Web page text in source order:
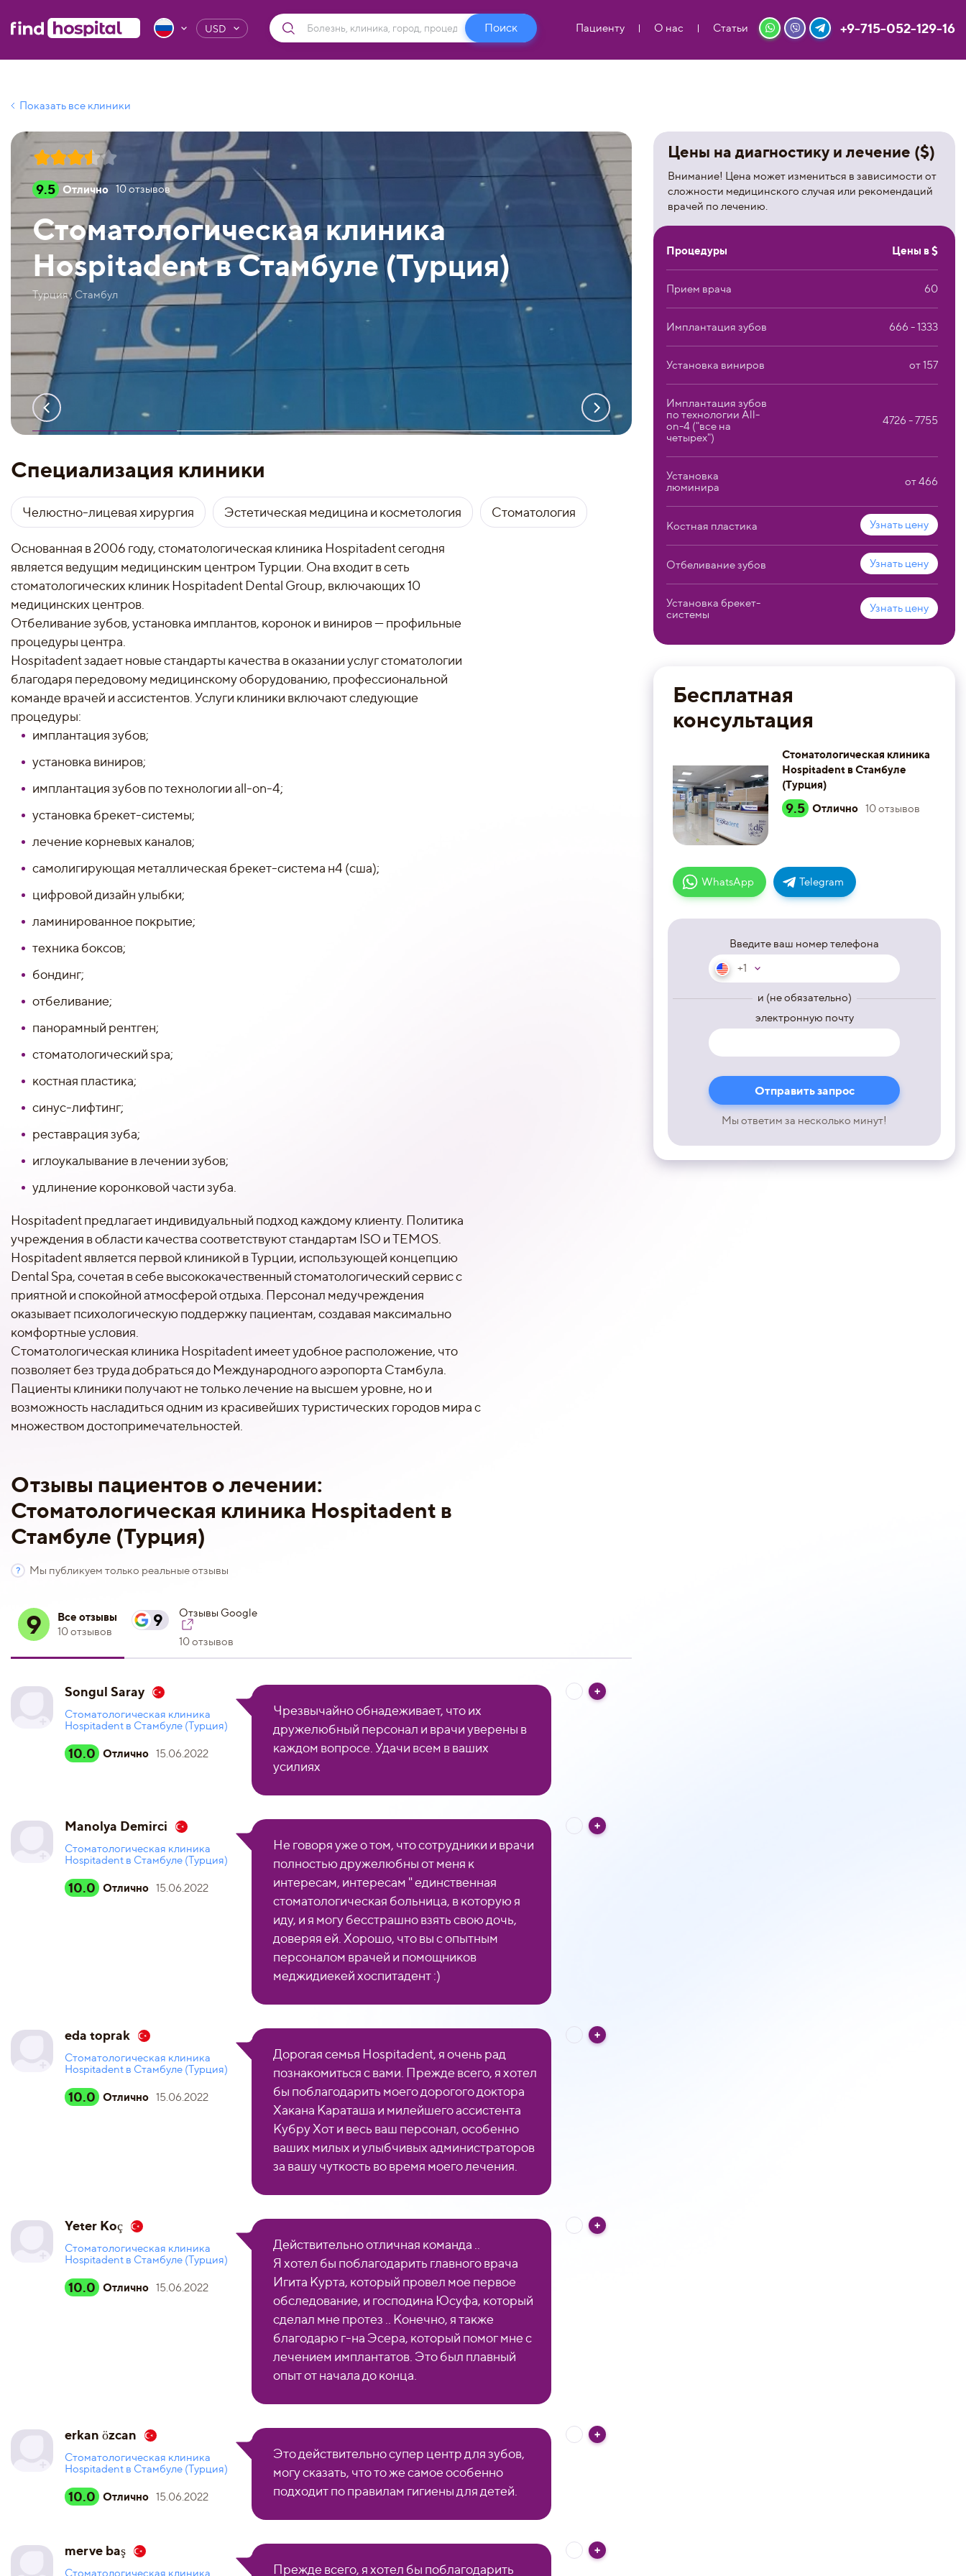
USD Пациенту О нас Статьи +9-715-052-129-16
Показать все клиники
Цены на диагностику и лечение ($)
Внимание! Цена может измениться в зависимости от
сложности медицинского случая или рекомендаций
врачей по лечению.
Процедуры Цены в $
Прием врача 60
Имплантация зубов 666 - 1333
Установка виниров от 157
Имплантация зубов
по технологии All-
on-4 ("все на
четырех")
4726 - 7755
Установка
люминира
от 466
Костная пластика Узнать цену
Отбеливание зубов Узнать цену
Установка брекет-
системы
Узнать цену
Бесплатная
консультация
Стоматологическая клиника
Hospitadent в Стамбуле
(Турция)
9.5 Отлично 10отзывов
WhatsApp Telegram
Введите ваш номер телефона
+1
и (не обязательно)
электронную почту
Мы ответим за несколько минут!
9.5 Отлично 10отзывов
Стоматологическая клиника
Hospitadent в Стамбуле (Турция)
Турция , Стамбул
Специализация клиники
Челюстно-лицевая хирургия Эстетическая медицина и косметология Стоматология
Основанная в 2006 году, стоматологическая клиника Hospitadent сегодня
является ведущим медицинским центром Турции. Она входит в сеть
стоматологических клиник Hospitadent Dental Group, включающих 10
медицинских центров.
Отбеливание зубов, установка имплантов, коронок и виниров — профильные
процедуры центра.
Hospitadent задает новые стандарты качества в оказании услуг стоматологии
благодаря передовому медицинскому оборудованию, профессиональной
команде врачей и ассистентов. Услуги клиники включают следующие
процедуры:
имплантация зубов;
установка виниров;
имплантация зубов по технологии all-on-4;
установка брекет-системы;
лечение корневых каналов;
самолигирующая металлическая брекет-система н4 (сша);
цифровой дизайн улыбки;
ламинированное покрытие;
техника боксов;
бондинг;
отбеливание;
панорамный рентген;
стоматологический spa;
костная пластика;
синус-лифтинг;
реставрация зуба;
иглоукалывание в лечении зубов;
удлинение коронковой части зуба.
Hospitadent предлагает индивидуальный подход каждому клиенту. Политика
учреждения в области качества соответствуют стандартам ISO и TEMOS.
Hospitadent является первой клиникой в Турции, использующей концепцию
Dental Spa, сочетая в себе высококачественный стоматологический сервис с
приятной и спокойной атмосферой отдыха. Персонал медучреждения
оказывает психологическую поддержку пациентам, создавая максимально
комфортные условия.
Стоматологическая клиника Hospitadent имеет удобное расположение, что
позволяет без труда добраться до Международного аэропорта Стамбула.
Пациенты клиники получают не только лечение на высшем уровне, но и
возможность насладиться одним из красивейших туристических городов мира с
множеством достопримечательностей.
Отзывы пациентов о лечении:
Стоматологическая клиника Hospitadent в
Стамбуле (Турция)
Мы публикуем только реальные отзывы
9 Все отзывы
10 отзывов
9 Отзывы Google
10 отзывов
Songul Saray
Стоматологическая клиника
Hospitadent в Стамбуле (Турция)
10.0 Отлично 15.06.2022
Чрезвычайно обнадеживает, что их
дружелюбный персонал и врачи уверены в
каждом вопросе. Удачи всем в ваших
усилиях
Manolya Demirci
Стоматологическая клиника
Hospitadent в Стамбуле (Турция)
10.0 Отлично 15.06.2022
Не говоря уже о том, что сотрудники и врачи
полностью дружелюбны от меня к
интересам, интересам " единственная
стоматологическая больница, в которую я
иду, и я могу бесстрашно взять свою дочь,
доверяя ей. Хорошо, что вы с опытным
персоналом врачей и помощников
меджидиекей хоспитадент :)
eda toprak
Стоматологическая клиника
Hospitadent в Стамбуле (Турция)
10.0 Отлично 15.06.2022
Дорогая семья Hospitadent, я очень рад
познакомиться с вами. Прежде всего, я хотел
бы поблагодарить моего дорогого доктора
Хакана Караташа и милейшего ассистента
Кубру Хот и весь ваш персонал, особенно
ваших милых и улыбчивых администраторов
за вашу чуткость во время моего лечения.
Yeter Koç
Стоматологическая клиника
Hospitadent в Стамбуле (Турция)
10.0 Отлично 15.06.2022
Действительно отличная команда ..
Я хотел бы поблагодарить главного врача
Игита Курта, который провел мое первое
обследование, и господина Юсуфа, который
сделал мне протез .. Конечно, я также
благодарю г-на Эсера, который помог мне с
лечением имплантатов. Это был плавный
опыт от начала до конца.
erkan özcan
Стоматологическая клиника
Hospitadent в Стамбуле (Турция)
10.0 Отлично 15.06.2022
Это действительно супер центр для зубов,
могу сказать, что то же самое особенно
подходит по правилам гигиены для детей.
merve baş
Стоматологическая клиника Прежде всего, я хотел бы поблагодарить